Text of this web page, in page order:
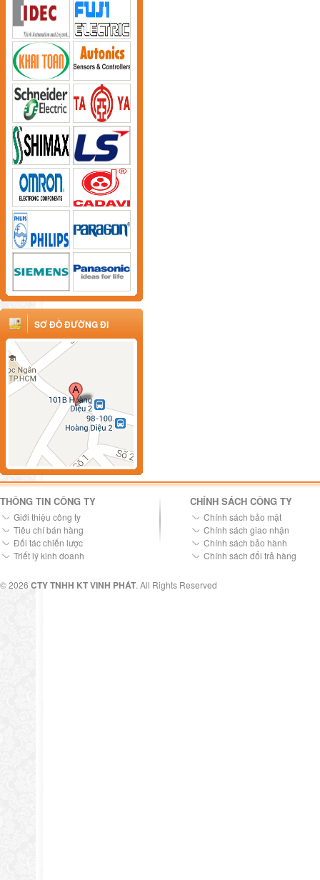
SƠ ĐỒ ĐƯỜNG ĐI
THÔNG TIN CÔNG TY
Giới thiệu công ty
Tiêu chí bán hàng
Đối tác chiến lược
Triết lý kinh doanh
CHÍNH SÁCH CÔNG TY
Chính sách bảo mật
Chính sách giao nhận
Chính sách bảo hành
Chính sách đổi trả hàng
© 2026 CTY TNHH KT VINH PHÁT. All Rights Reserved